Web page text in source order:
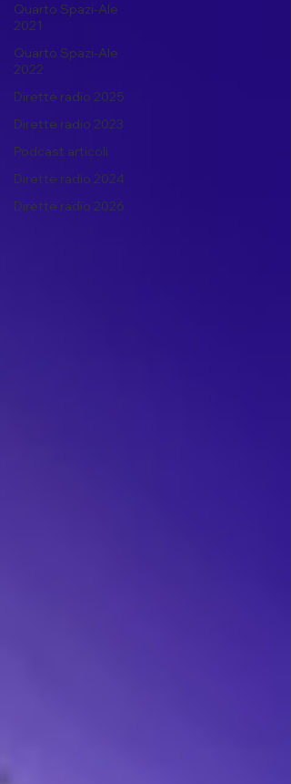
Quarto Spazi-Ale
2021
Quarto Spazi-Ale
2022
Dirette radio 2025
Dirette radio 2023
Podcast articoli
Dirette radio 2024
Dirette radio 2026